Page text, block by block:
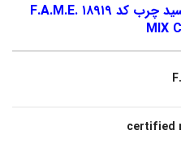
میکس استاندارد اسید چرب کد ۱۸۹۱۹ F.A.M.E.
MIX
certified